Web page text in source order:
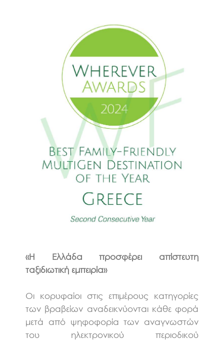
«Η Ελλάδα προσφέρει απίστευτη
ταξιδιωτική εμπειρία»
Οι κορυφαίοι στις επιμέρους κατηγορίες
των βραβείων αναδεικνύονται κάθε φορά
μετά από ψηφοφορία των αναγνωστών
του ηλεκτρονικού περιοδικού